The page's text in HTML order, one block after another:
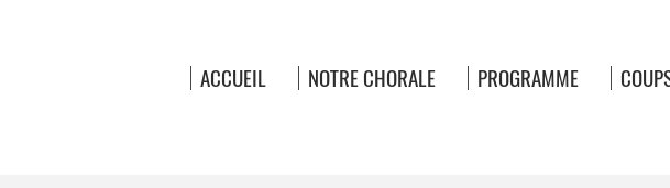
ACCUEIL NOTRE CHORALE PROGRAMME